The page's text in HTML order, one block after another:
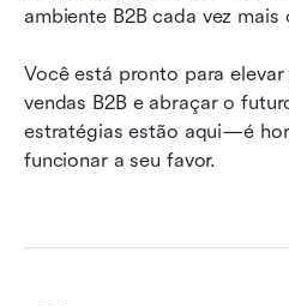
ambiente B2B cada vez
Você está pronto para
vendas B2B e abraçar o
estratégias estão aqui—é
funcionar a seu favor.